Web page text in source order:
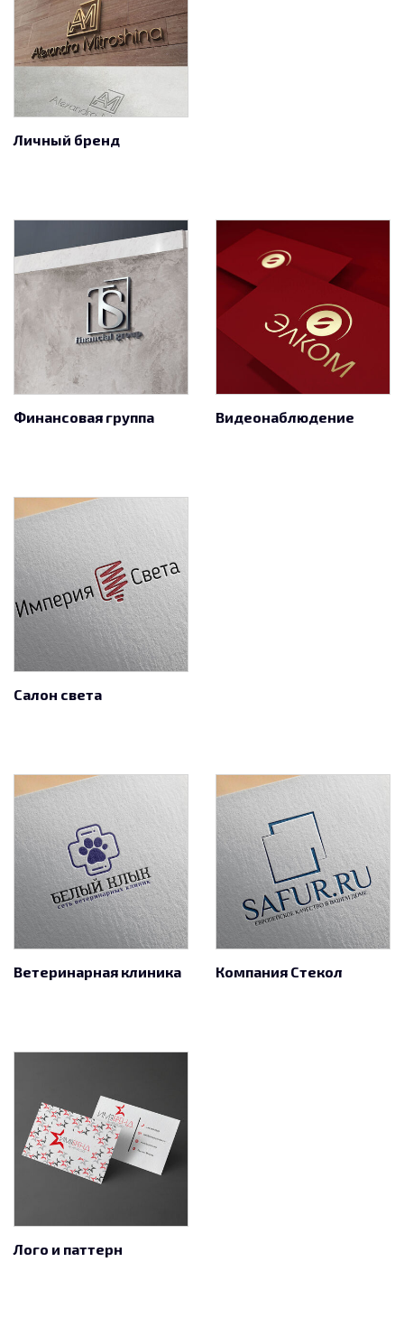
Личный бренд
Финансовая группа Видеонаблюдение
Салон света
Ветеринарная клиника Компания Стекол
Лого и паттерн